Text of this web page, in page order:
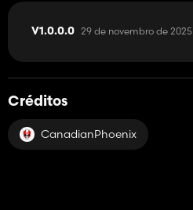
V1.0.0.0 29 de novembro de 2025
Créditos
CanadianPhoenix